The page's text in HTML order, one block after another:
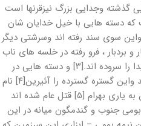
گذشته وجدایی بزرگ نیزقرنها است
دسته هایی با خیل خدایان شان
سوی سند رفته اند وسرشتی دیگر
و بردبار ، فرو رفته در خلسه های ناب
عرفانی ، ترانه های دل انگیز ریگ ویدا را سروده اند.[۳] و دسته هایی در
چهار سوی فلات پهناور جای یافته اند واین گستره گسترده را آئیرین[۴] نام
نهاده اند. ساکنان بومی این سرزمین به یاری بهرام [۵] قتل عام شده اند
جنوب و گندمگون میانه در این